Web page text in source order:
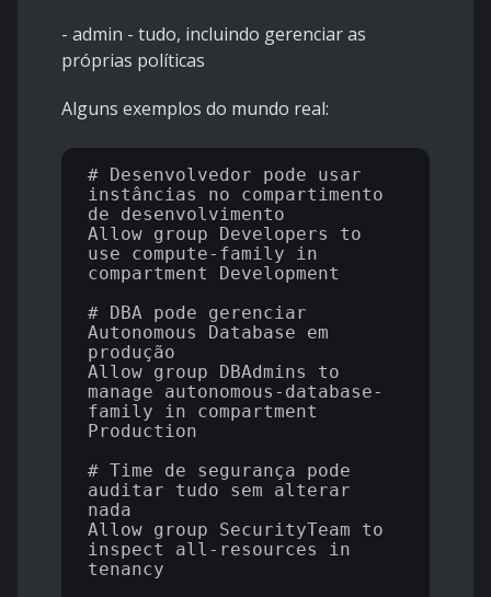
- admin - tudo, incluindo gerenciar as
próprias políticas
Alguns exemplos do mundo real:
# Desenvolvedor pode usar
instâncias no compartimento
de desenvolvimento
Allow group Developers to
use compute-family in
compartment Development
# DBA pode gerenciar
Autonomous Database em
produção
Allow group DBAdmins to
manage autonomous-database-
family in compartment
Production
# Time de segurança pode
auditar tudo sem alterar
nada
Allow group SecurityTeam to
inspect all-resources in
tenancy